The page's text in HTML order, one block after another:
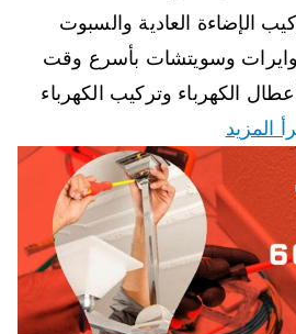
الإضاءة العادية والسبوت
وايرات وسويتشات بأسرع وقت
الكهرباء وتركيب الكهرباء
المزيد